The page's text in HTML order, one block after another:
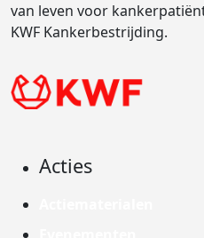
van leven voor
KWF Kankerbestrijding.
Acties